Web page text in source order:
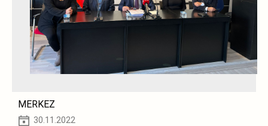
MERKEZ
30.11.2022